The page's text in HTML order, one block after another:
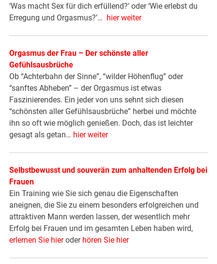
‘Was macht Sex für dich erfüllend?’ oder ‘Wie erlebst du
Erregung und Orgasmus?’… hier weiter
Orgasmus der Frau – Der schönste aller
Gefühlsausbrüche
Ob “Achterbahn der Sinne”, “wilder Höhenflug” oder
“sanftes Abheben” – der Orgasmus ist etwas
Faszinierendes. Ein jeder von uns sehnt sich diesen
“schönsten aller Gefühlsausbrüche” herbei und möchte
ihn so oft wie möglich genießen. Doch, das ist leichter
gesagt als getan… hier weiter
Selbstbewusst und souverän zum anhaltenden Erfolg bei
Frauen
Ein Training wie Sie sich genau die Eigenschaften
aneignen, die Sie zu einem besonders erfolgreichen und
attraktiven Mann werden lassen, der wesentlich mehr
Erfolg bei Frauen und im gesamten Leben haben wird,
erlernen Sie hieroder hören Sie hier